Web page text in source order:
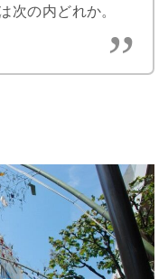
次の内どれか。